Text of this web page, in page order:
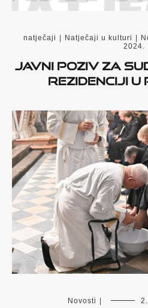
natječaji | Natječaji u kulturi |
2024.
Javni poziv za
rezidenciji
Novosti |